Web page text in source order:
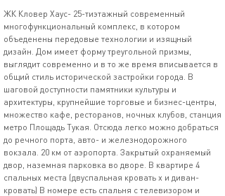
ЖК Кловер Хаус- 25-тиэтажный современный
многофункциональный комплекс, в котором
объеденены передовые технологии и изящный
дизайн. Дом имеет форму треугольной призмы,
выглядит современно и в то же время вписывается в
общий стиль исторической застройки города. В
шаговой доступности памятники культуры и
архитектуры, крупнейшие торговые и бизнес-центры,
множество кафе, ресторанов, ночных клубов, станция
метро Площадь Тукая. Отсюда легко можно добраться
до речного порта, авто- и железнодорожного
вокзала. 20 км от аэропорта. Закрытый охраняемый
двор, наземная парковка во дворе. В квартире 4
спальных места (двуспальная кровать х и диван-
кровать) В номере есть спальня с телевизором и